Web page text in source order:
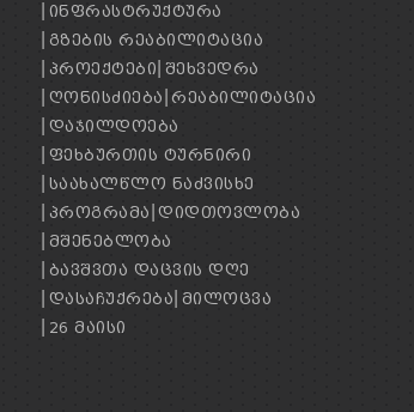
ᲘᲜᲤᲠᲐᲡᲢᲠᲣᲥᲢᲣᲠᲐ
ᲒᲖᲔᲑᲘᲡ ᲠᲔᲐᲑᲘᲚᲘᲢᲐᲪᲘᲐ
ᲞᲠᲝᲔᲥᲢᲔᲑᲘ ᲨᲔᲮᲕᲔᲓᲠᲐ
ᲦᲝᲜᲘᲡᲫᲘᲔᲑᲐ ᲠᲔᲐᲑᲘᲚᲘᲢᲐᲪᲘᲐ
ᲓᲐᲯᲘᲚᲓᲝᲔᲑᲐ
ᲤᲔᲮᲑᲣᲠᲗᲘᲡ ᲢᲣᲠᲜᲘᲠᲘ
ᲡᲐᲐᲮᲐᲚᲬᲚᲝ ᲜᲐᲫᲕᲘᲡᲮᲔ
ᲞᲠᲝᲒᲠᲐᲛᲐ ᲓᲘᲓᲗᲝᲕᲚᲝᲑᲐ
ᲛᲨᲔᲜᲔᲑᲚᲝᲑᲐ
ᲑᲐᲕᲨᲕᲗᲐ ᲓᲐᲪᲕᲘᲡ ᲓᲦᲔ
ᲓᲐᲡᲐᲩᲣᲥᲠᲔᲑᲐ ᲛᲘᲚᲝᲪᲕᲐ
26 ᲛᲐᲘᲡᲘ